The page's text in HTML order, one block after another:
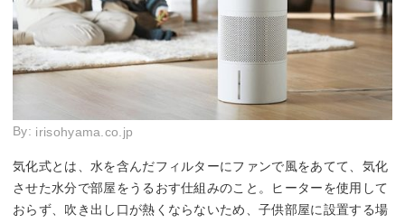
By: irisohyama.co.jp
気化式とは、水を含んだフィルターにファンで風をあてて、気化
させた水分で部屋をうるおす仕組みのこと。ヒーターを使用して
おらず、吹き出し口が熱くならないため、子供部屋に設置する場